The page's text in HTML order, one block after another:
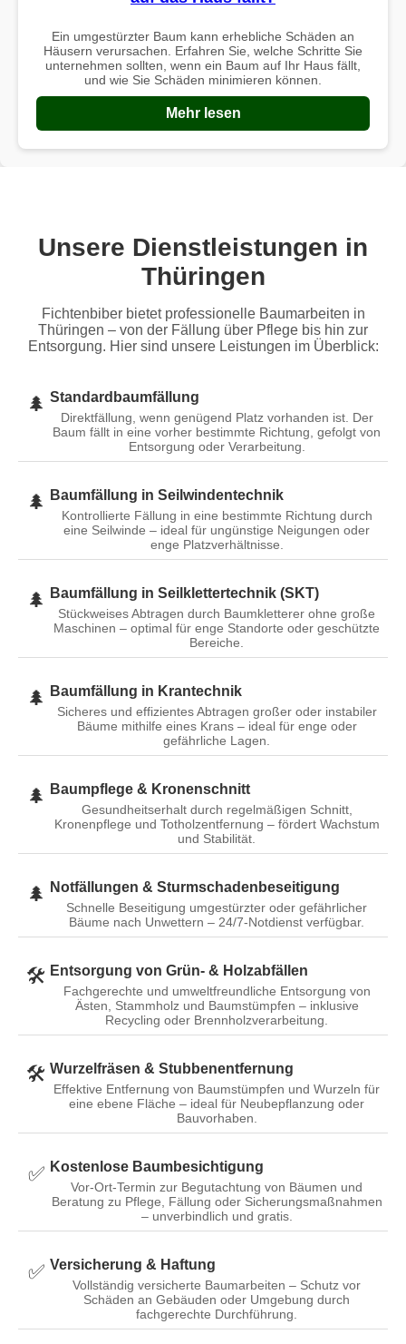
Ein umgestürzter Baum kann erhebliche Schäden an
Häusern verursachen. Erfahren Sie, welche Schritte Sie
unternehmen sollten, wenn ein Baum auf Ihr Haus fällt,
und wie Sie Schäden minimieren können.
Mehr lesen
Unsere Dienstleistungen in
Thüringen
Fichtenbiber bietet professionelle Baumarbeiten in
Thüringen – von der Fällung über Pflege bis hin zur
Entsorgung. Hier sind unsere Leistungen im Überblick:
🌲 Standardbaumfällung
Direktfällung, wenn genügend Platz vorhanden ist. Der
Baum fällt in eine vorher bestimmte Richtung, gefolgt von
Entsorgung oder Verarbeitung.
🌲 Baumfällung in Seilwindentechnik
Kontrollierte Fällung in eine bestimmte Richtung durch
eine Seilwinde – ideal für ungünstige Neigungen oder
enge Platzverhältnisse.
🌲 Baumfällung in Seilklettertechnik (SKT)
Stückweises Abtragen durch Baumkletterer ohne große
Maschinen – optimal für enge Standorte oder geschützte
Bereiche.
🌲 Baumfällung in Krantechnik
Sicheres und effizientes Abtragen großer oder instabiler
Bäume mithilfe eines Krans – ideal für enge oder
gefährliche Lagen.
🌲 Baumpflege & Kronenschnitt
Gesundheitserhalt durch regelmäßigen Schnitt,
Kronenpflege und Totholzentfernung – fördert Wachstum
und Stabilität.
🌲 Notfällungen & Sturmschadenbeseitigung
Schnelle Beseitigung umgestürzter oder gefährlicher
Bäume nach Unwettern – 24/7-Notdienst verfügbar.
🛠️ Entsorgung von Grün- & Holzabfällen
Fachgerechte und umweltfreundliche Entsorgung von
Ästen, Stammholz und Baumstümpfen – inklusive
Recycling oder Brennholzverarbeitung.
🛠️ Wurzelfräsen & Stubbenentfernung
Effektive Entfernung von Baumstümpfen und Wurzeln für
eine ebene Fläche – ideal für Neubepflanzung oder
Bauvorhaben.
✅️ Kostenlose Baumbesichtigung
Vor-Ort-Termin zur Begutachtung von Bäumen und
Beratung zu Pflege, Fällung oder Sicherungsmaßnahmen
– unverbindlich und gratis.
✅ Versicherung & Haftung
Vollständig versicherte Baumarbeiten – Schutz vor
Schäden an Gebäuden oder Umgebung durch
fachgerechte Durchführung.